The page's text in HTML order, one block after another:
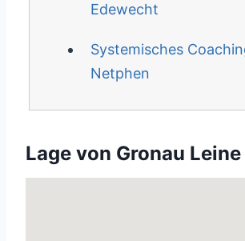
Edewecht
Systemisches
Netphen
Lage von Gronau Leine